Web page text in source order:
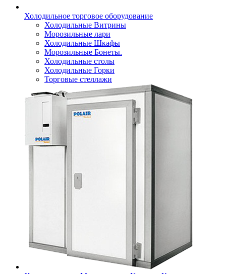
Холодильное торговое оборудование
Холодильные Витрины
Морозильные лари
Холодильные Шкафы
Морозильные Бонеты.
Холодильные столы
Холодильные Горки
Торговые стеллажи